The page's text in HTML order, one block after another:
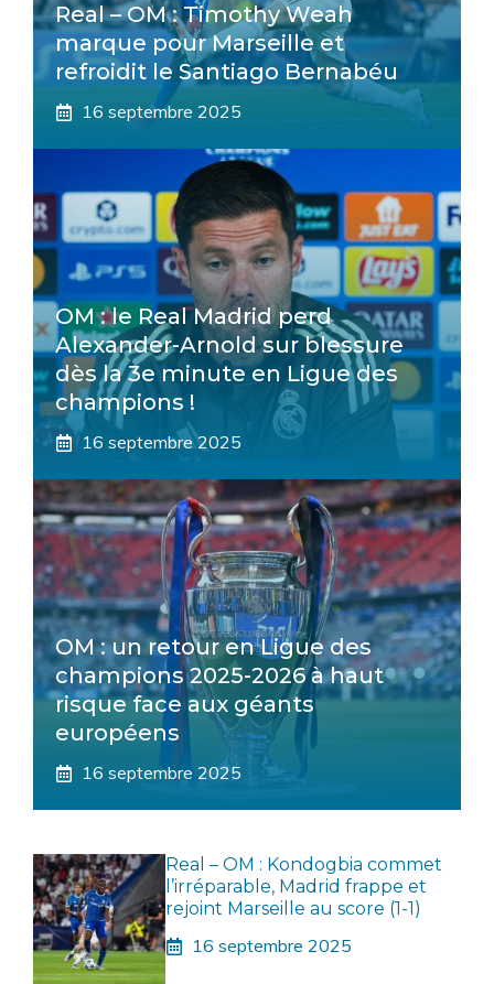
Real – OM : Timothy Weah
marque pour Marseille et
refroidit le Santiago Bernabéu
16 septembre 2025
OM : le Real Madrid perd
Alexander-Arnold sur blessure
dès la 3e minute en Ligue des
champions !
16 septembre 2025
OM : un retour en Ligue des
champions 2025-2026 à haut
risque face aux géants
européens
16 septembre 2025
Real – OM : Kondogbia commet
l’irréparable, Madrid frappe et
rejoint Marseille au score (1-1)
16 septembre 2025